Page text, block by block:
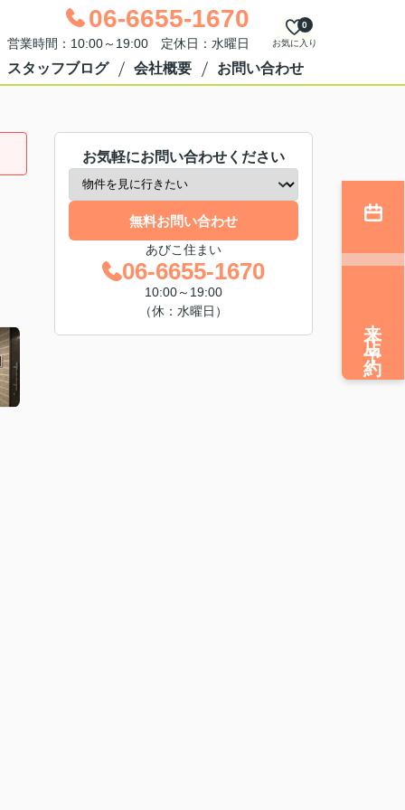
06-6655-1670
営業時間：10:00～19:00 定休日：水曜日 お気に入り
0
スタッフブログ 会社概要 お問い合わせ
お気軽にお問い合わせください
無料お問い合わせ
あびこ住まい
06-6655-1670
10:00～19:00
（休：水曜日）
来店予約